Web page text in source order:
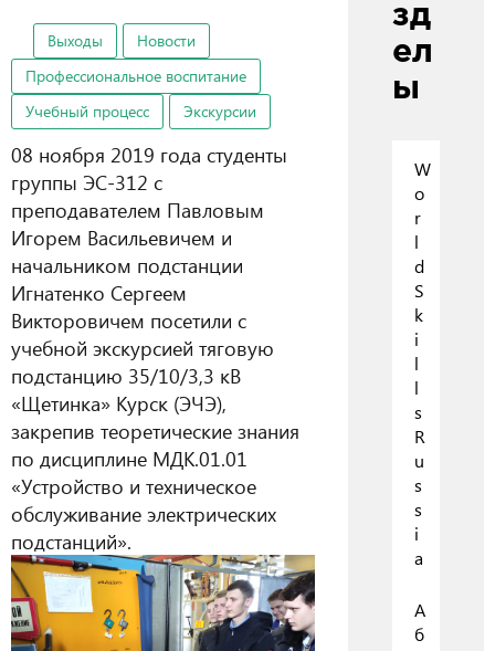
Выходы
Новости
Профессиональное воспитание
Учебный процесс
Экскурсии
08 ноября 2019 года студенты
группы ЭС-312 с
преподавателем Павловым
Игорем Васильевичем и
начальником подстанции
Игнатенко Сергеем
Викторовичем посетили с
учебной экскурсией тяговую
подстанцию 35/10/3,3 кВ
«Щетинка» Курск (ЭЧЭ),
закрепив теоретические знания
по дисциплине МДК.01.01
«Устройство и техническое
обслуживание электрических
подстанций».
зд
ел
ы
W
o
r
l
d
S
k
i
l
l
s
R
u
s
s
i
a
А
б